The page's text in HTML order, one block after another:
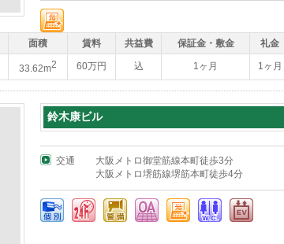
面積 賃料 共益費 保証金・敷金 礼金
33.62m2 60万円 込 1ヶ月 1ヶ月
鈴木康ビル
交通
大阪メトロ御堂筋線本町徒歩3分
大阪メトロ堺筋線堺筋本町徒歩4分